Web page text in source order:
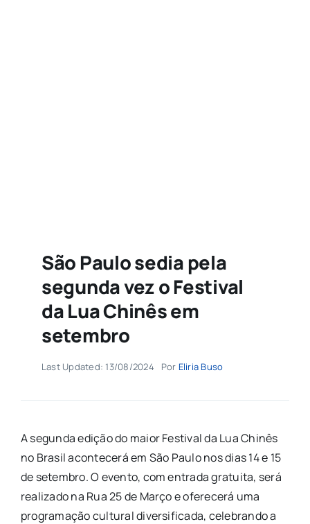
São Paulo sedia pela
segunda vez o Festival
da Lua Chinês em
setembro
Last Updated: 13/08/2024 Por Eliria Buso
A segunda edição do maior Festival da Lua Chinês
no Brasil acontecerá em São Paulo nos dias 14 e 15
de setembro. O evento, com entrada gratuita, será
realizado na Rua 25 de Março e oferecerá uma
programação cultural diversificada, celebrando a